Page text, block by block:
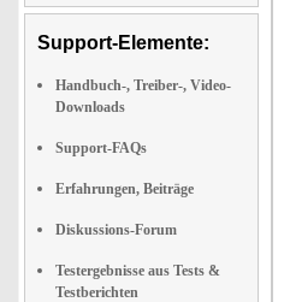
Support-Elemente:
Handbuch-, Treiber-, Video-
Downloads
Support-FAQs
Erfahrungen, Beiträge
Diskussions-Forum
Testergebnisse aus Tests &
Testberichten